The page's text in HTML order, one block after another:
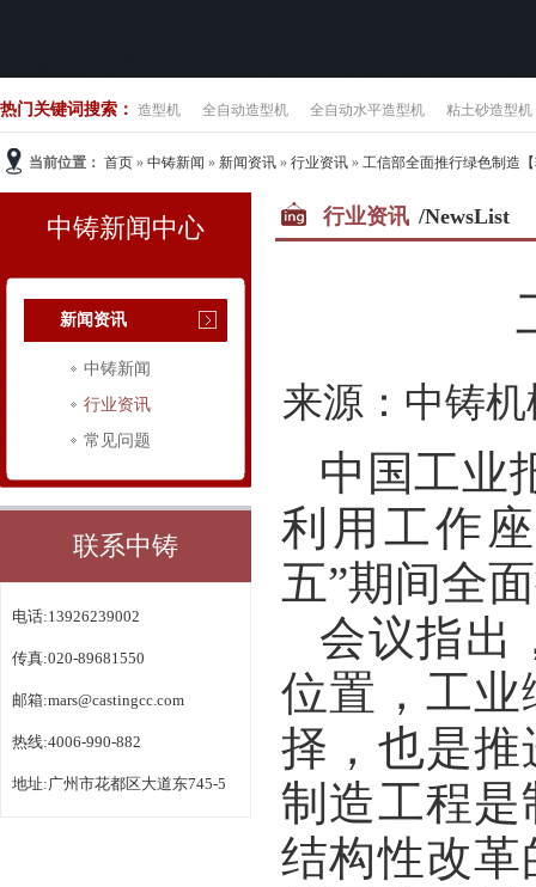
热门关键词搜索： 造型机 全自动造型机 全自动水平造型机 粘土砂造型机
当前位置： 首页 » 中铸新闻 » 新闻资讯 » 行业资讯 » 工信部全面推行绿色制造
中铸新闻中心
新闻资讯
中铸新闻
行业资讯
常见问题
联系中铸
电话:13926239002
传真:020-89681550
邮箱:mars@castingcc.com
热线:4006-990-882
地址:广州市花都区大道东745-5
行业资讯 /NewsList
来源：中铸机
中国工业
利用工作
五”期间全
会议指出
位置，工
择，也是
制造工程
结构性改